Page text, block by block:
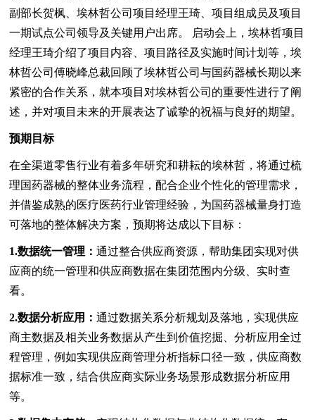
副部长贺枫、埃林哲公司项目经理王琦、项目组成员及项目
一期试点公司领导及关键用户出席。 启动会上，埃林哲项目
经理王琦介绍了项目内容、项目路径及实施时间计划等，埃
林哲公司傅晓峰总裁回顾了埃林哲公司与国药器械长期以来
紧密的合作关系，就本项目对埃林哲公司的重要性进行了阐
述，并对项目未来的开展表达了诚挚的祝福与良好的期望。
预期目标
在全渠道零售行业有着多年研究和耕耘的埃林哲，将通过梳
理国药器械的整体业务流程，配合企业个性化的管理需求，
并借鉴成熟的医疗医药行业管理经验，为国药器械量身打造
可落地的整体解决方案，预期将达成以下目标：
1.数据统一管理： 通过整合供应商资源，帮助集团实现对供
应商的统一管理和供应商数据在集团范围内分级、实时查
看。
2.数据分析应用： 通过数据关系分析规划及落地，实现供应
商主数据及相关业务数据从产生到价值挖掘、分析应用全过
程管理，例如实现供应商管理分析指标口径一致，供应商数
据标准一致，结合供应商实际业务场景形成数据分析应用
等。